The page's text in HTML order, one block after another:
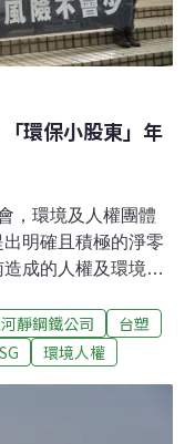
環保小股東」年
，環境及人權團體
明確且積極的淨零
成的人權及環境侵
在氣候及人權議題
人共同監督台塑碳
及人權團體幾乎年
靜鋼鐵公司
台塑
環境人權